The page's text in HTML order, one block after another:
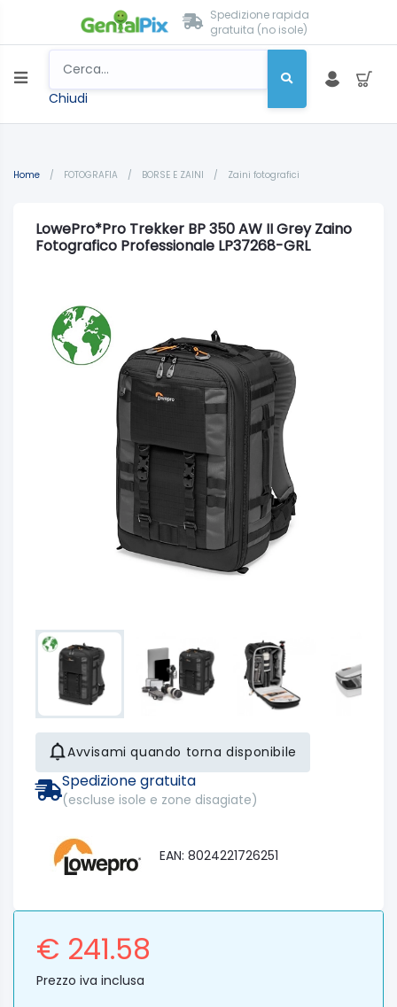
Spedizione rapida
gratuita (no isole)
Chiudi
Home / FOTOGRAFIA / BORSE E ZAINI / Zaini fotografici
LowePro*Pro Trekker BP 350 AW II Grey Zaino
Fotografico Professionale LP37268-GRL
Avvisami quando torna disponibile
Spedizione gratuita
(escluse isole e zone disagiate)
EAN: 8024221726251
€ 241.58
Prezzo iva inclusa